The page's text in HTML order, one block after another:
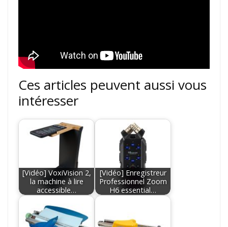
Ces articles peuvent aussi vous
intéresser
[Vidéo] VoxiVision 2,
la machine à lire
accessible…
[Vidéo] Enregistreur
Professionnel Zoom
H6 essential…